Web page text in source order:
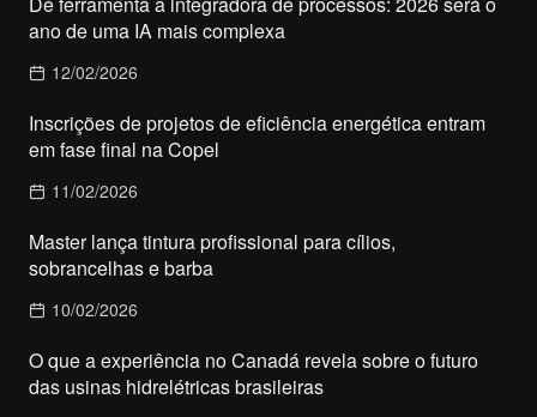
ano de uma IA mais complexa
12/02/2026
Inscrições de projetos de eficiência energética entram
em fase final na Copel
11/02/2026
Master lança tintura profissional para cílios,
sobrancelhas e barba
10/02/2026
O que a experiência no Canadá revela sobre o futuro
das usinas hidrelétricas brasileiras